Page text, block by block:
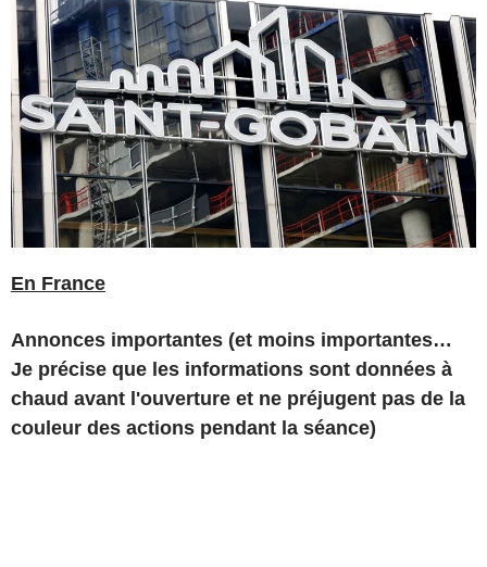
En France
Annonces importantes (et moins importantes…
Je précise que les informations sont données à
chaud avant l'ouverture et ne préjugent pas de la
couleur des actions pendant la séance)